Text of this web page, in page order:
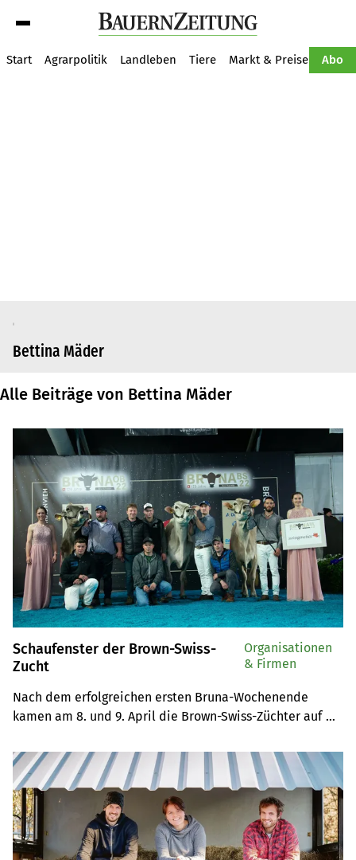
Start Agrarpolitik Landleben Tiere Markt & Preise Abo
Bettina Mäder
Alle Beiträge von Bettina Mäder
Schaufenster der Brown-Swiss-
Zucht
Nach dem erfolgreichen ersten Bruna-Wochenende
kamen am 8. und 9. April die Brown-Swiss-Züchter auf
schöne Tiere jeden Alters zu sehen.
Organisationen
& Firmen